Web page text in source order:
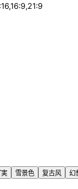
実 雪景色 复古风 幻